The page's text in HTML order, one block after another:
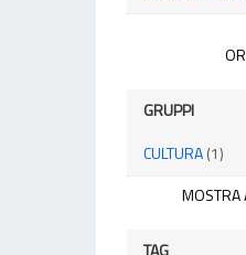
GRUPPI
CULTURA(1)
MOSTRA
TAG